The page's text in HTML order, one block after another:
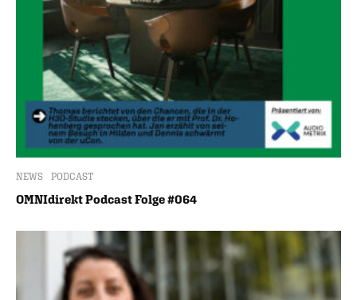
NEWS PODCAST
OMNIdirekt Podcast Folge #064